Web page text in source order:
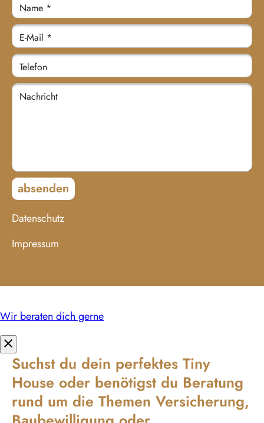
Name *
E-Mail *
Telefon
Nachricht
absenden
Datenschutz
Impressum
Wir beraten dich gerne
close
Suchst du dein perfektes Tiny
House oder benötigst du Beratung
rund um die Themen Versicherung,